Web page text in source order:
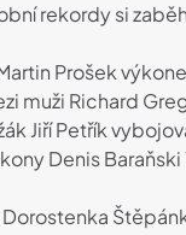
rekordy si
Prošek
muži Richard
Jiří Petřík
Denis